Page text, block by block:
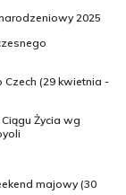
2025
(29 kwietnia -
Życia wg
majowy (30